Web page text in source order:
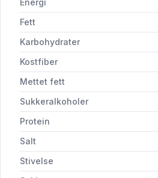
Fett
Karbohydrater
Kostfiber
Mettet fett
Sukkeralkoholer
Protein
Salt
Stivelse